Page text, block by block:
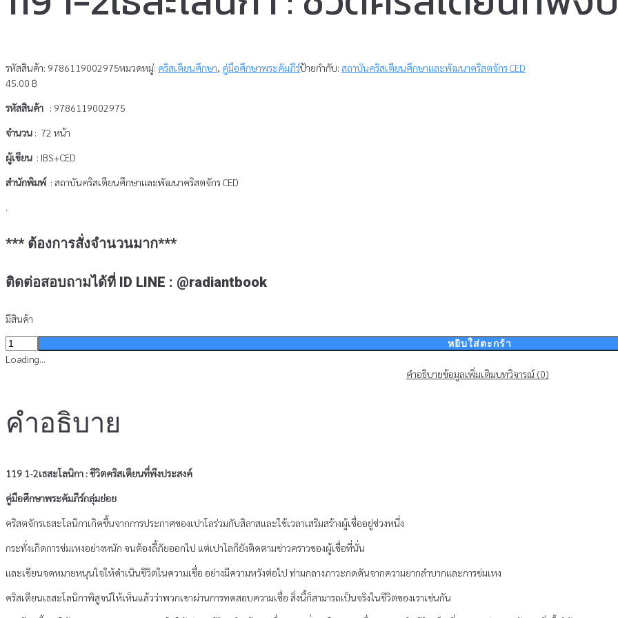
รหัสสินค้า: 9786119002975หมวดหมู่: คริสเตียนศึกษา, คู่มือศึกษาพระคัมภีร์ป้ายกำกับ: สถาบันคริสเตียนศึกษาและพัฒนาคริสตจักร CED
45.00 ฿
รหัสสินค้า : 9786119002975
จำนวน : 72 หน้า
ผู้เขียน : IBS+CED
สำนักพิมพ์: สถาบันคริสเตียนศึกษาและพัฒนาคริสตจักร CED
.
*** ต้องการสั่งจำนวนมาก***
ติดต่อสอบถามได้ที่ ID LINE : @radiantbook
มีสินค้า
จำนวน
119
โลนิ
กา
คริสเตียน
ที่
พึง
ประสงค์
หยิบใส่ตะกร้า
Loading...
คำอธิบายข้อมูลเพิ่มเติมบทวิจารณ์ (0)
คำอธิบาย
119 1-2เธสะโลนิกา : ชีวิตคริสเตียนที่พึงประสงค์
คู่มือศึกษาพระคัมภีร์กลุ่มย่อย
คริสตจักรเธสะโลนิกาเกิดขึ้นจากการประกาศของเปาโลร่วมกับสิลาสและใช้เวลาเสริมสร้างผู้เชื่ออยู่ช่วงหนึ่ง
กระทั่งเกิดการข่มเหงอย่างหนัก จนต้องลี้ภัยออกไป แต่เปาโลก็ยังติดตามข่าวคราวของผู้เชื่อที่นั่น
และเขียนจดหมายหนุนใจให้ดำเนินชีวิตในความเชื่อ อย่างมีความหวังต่อไป ท่ามกลางภาวะกดดันจากความยากลำบากและการข่มเหง
คริสเตียนเธสะโลนิกาพิสูจน์ให้เห็นแล้วว่าพวกเขาผ่านการทดสอบความเชื่อ สิ่งนี้ก็สามารถเป็นจริงในชีวิตของเราเช่นกัน